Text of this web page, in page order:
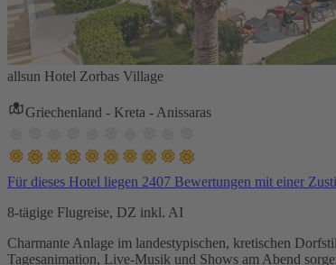
allsun Hotel Zorbas Village
Griechenland - Kreta - Anissaras
Für dieses Hotel liegen 2407 Bewertungen mit einer
8-tägige Flugreise, DZ inkl. AI
Charmante Anlage im landestypischen, kretischen
Tagesanimation, Live-Musik und Shows am Abend